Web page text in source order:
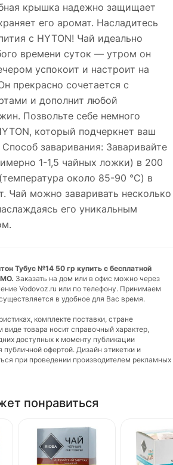
крышка надежно защищает
его аромат. Насладитесь
с HYTON! Чай идеально
времени суток — утром он
успокоит и настроит на
прекрасно сочетается с
и дополнит любой
Позвольте себе немного
который подчеркнет ваш
заваривания: Заваривайте
1-1,5 чайных ложки) в 200
около 85-90 °C) в
Чай можно заваривать несколько
его уникальным
Тубус №14 50 гр купить с бесплатной
МО. Заказать на дом или в офис можно через
Vodovoz.ru или по телефону. Принимаем
в удобное для Вас время.
комплекте поставки, стране
товара носит справочный характер,
доступных к моменту публикации
публичной офертой. Дизайн этикетки и
при проведении производителем рекламных
понравиться